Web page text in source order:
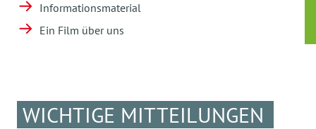
Informationsmaterial
Ein Film über uns
WICHTIGE MITTEILUNGEN